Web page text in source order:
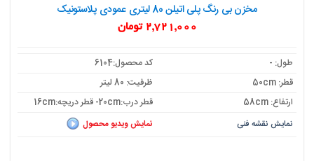
مخزن بی رنگ پلی اتیلن 80 لیتری عمودی پلاستونیک
2,721,000 تومان
طول: -
کد محصول:6104
قطر: 50cm
ظرفیت: 80 لیتر
ارتفاع: 58cm
قطر درب:20cm- قطر دریچه:16cm
نمایش نقشه فنی نمایش ویدیو محصول